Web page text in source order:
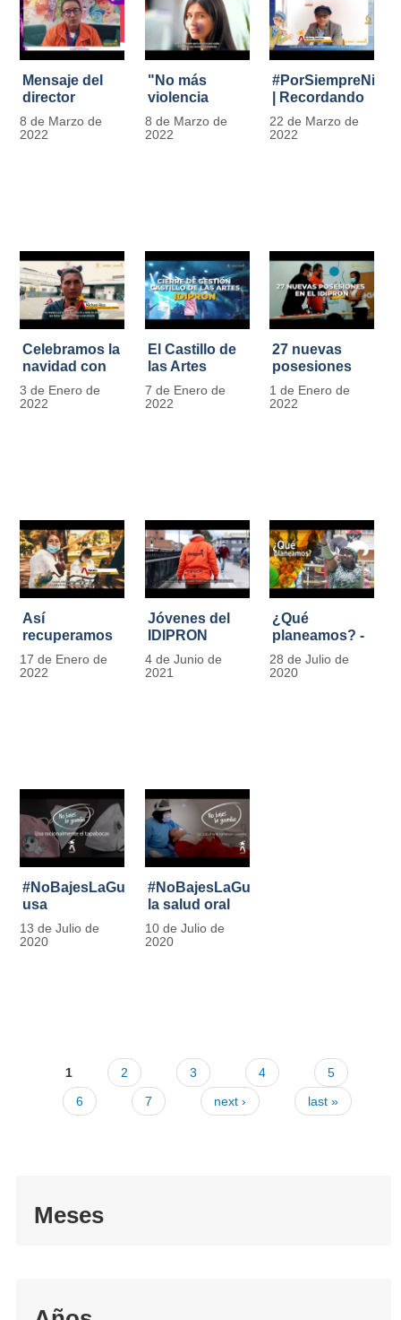
Mensaje del
director
Carlos Marín |
Día
8 de Marzo de
2022
"No más
violencia
contra la
mujer" | 8
8 de Marzo de
2022
| Recordando
al Padre
Javier de
22 de Marzo de
2022
Celebramos la
navidad con
los Niños y
Niñas de los
3 de Enero de
2022
El Castillo de
las Artes
celebra su
primer año
7 de Enero de
2022
27 nuevas
posesiones
en el IDIPRON
1 de Enero de
2022
Así
recuperamos
las bancas del
Park Way
17 de Enero de
2022
Jóvenes del
IDIPRON
comprometidos
con la
4 de Junio de
2021
¿Qué
planeamos? -
Por Carlos
Marín, director
28 de Julio de
2020
#NoBajesLaGuardia:
usa
racionalmente
el tapabocas
13 de Julio de
2020
#NoBajesLaGuardia:
la salud oral
también
cuenta
10 de Julio de
2020
1 2 3 4
5
6
7 next › last »
Meses